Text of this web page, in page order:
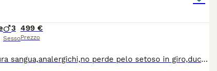
3
Sesso
499 €
Prezzo
Bengal di pura sangua,analergichi,no perde pelo setoso in giro,ducati dolci afetuosi,950 evro con pedgree,499 evro sensa pedgree.info.3805844944 vidio Waizap.Milano..